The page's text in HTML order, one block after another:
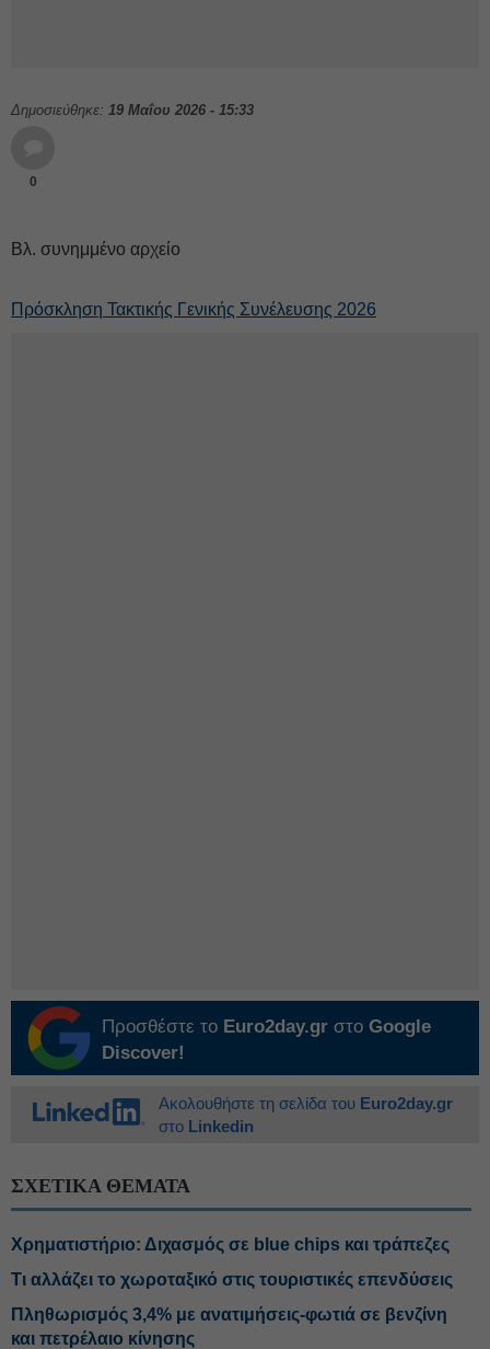
Δημοσιεύθηκε: 19 Μαΐου 2026 - 15:33
0
Βλ. συνημμένο αρχείο
Πρόσκληση Τακτικής Γενικής Συνέλευσης 2026
Προσθέστε το Euro2day.gr στο Google
Discover!
Ακολουθήστε τη σελίδα του Euro2day.gr
στο Linkedin
ΣΧΕΤΙΚΑ ΘΕΜΑΤΑ
Χρηματιστήριο: Διχασμός σε blue chips και τράπεζες
Τι αλλάζει το χωροταξικό στις τουριστικές επενδύσεις
Πληθωρισμός 3,4% με ανατιμήσεις-φωτιά σε βενζίνη
και πετρέλαιο κίνησης